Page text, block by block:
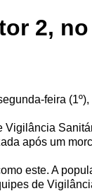
2, no
feira
Vigilância
após um
este. A
de